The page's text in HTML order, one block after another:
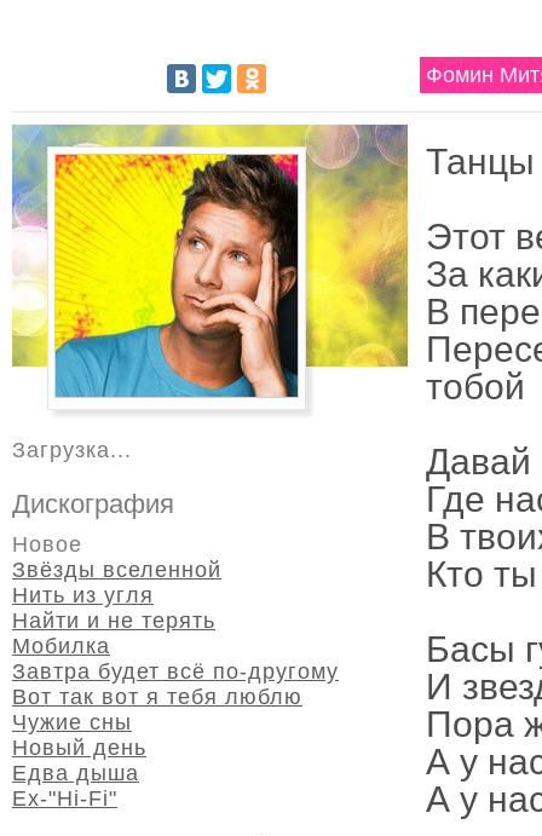
Фомин
Танцы
Этот
За
В
тобой
Давай
Где
В
Кто
Басы
И
Пора
А у
А у
Загрузка...
Дискография
Новое
Звёзды вселенной
Нить из угля
Найти и не терять
Мобилка
Завтра будет всё по-другому
Вот так вот я тебя люблю
Чужие сны
Новый день
Едва дыша
Ex-"Hi-Fi"